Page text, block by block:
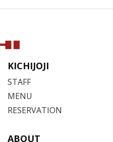
KICHIJOJI
STAFF
MENU
RESERVATION
ABOUT